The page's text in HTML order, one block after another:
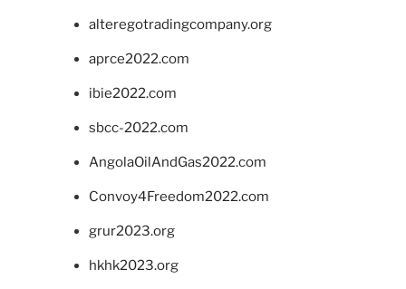
alteregotradingcompany.org
aprce2022.com
ibie2022.com
sbcc-2022.com
AngolaOilAndGas2022.com
Convoy4Freedom2022.com
grur2023.org
hkhk2023.org